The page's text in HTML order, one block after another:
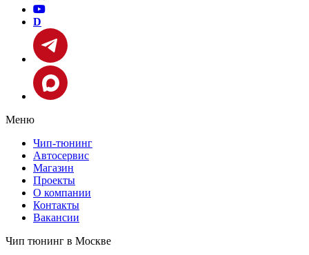
D
Меню
Чип-тюнинг
Автосервис
Магазин
Проекты
О компании
Контакты
Вакансии
Чип тюнинг в Москве